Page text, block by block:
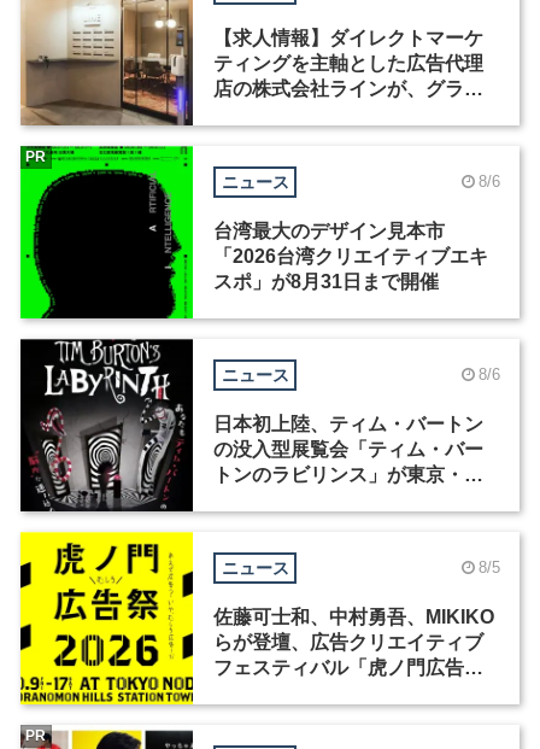
【求人情報】ダイレクトマーケ
ティングを主軸とした広告代理
店の株式会社ラインが、グラフ
ニュース 8/6
台湾最大のデザイン見本市
「2026台湾クリエイティブエキ
スポ」が8月31日まで開催
PR
ニュース 8/6
日本初上陸、ティム・バートン
の没入型展覧会「ティム・バー
トンのラビリンス」が東京・豊
ニュース 8/5
佐藤可士和、中村勇吾、MIKIKO
らが登壇、広告クリエイティブ
フェスティバル「虎ノ門広告
PR